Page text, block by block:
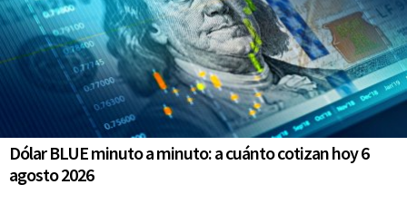
Dólar BLUE minuto a minuto: a cuánto cotizan hoy 6
agosto 2026